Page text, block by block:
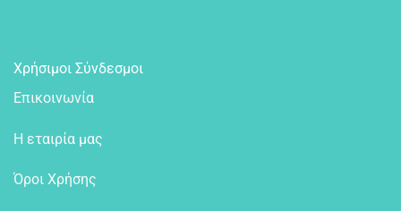
Χρήσιμοι Σύνδεσμοι
Επικοινωνία
Η εταιρία μας
Όροι Χρήσης